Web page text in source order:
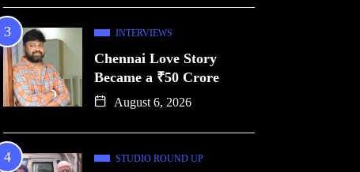
INTERVIEWS
Chennai Love Story
Became a ₹50 Crore
August 6, 2026
STUDIO ROUND UP